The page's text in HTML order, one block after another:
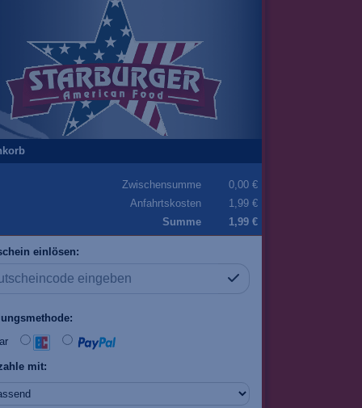
Zwischensumme
0,00 €
Anfahrtskosten
1,99 €
Summe
1,99 €
einlösen:
mit: